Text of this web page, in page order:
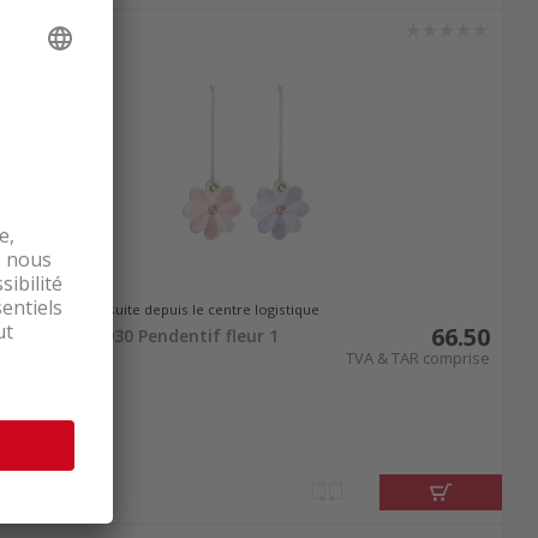
et ambiance festive dans la chambre
ou ChemRRV et que les articles sont
décorations de Noël en ligne pour vos
nettoshop.ch vous propose un large
vos décorations de Noël aujourd’hui
Livrable de suite depuis le centre logistique
Leonardo 29930 Pendentif fleur 1
66.50
TVA & TAR comprise